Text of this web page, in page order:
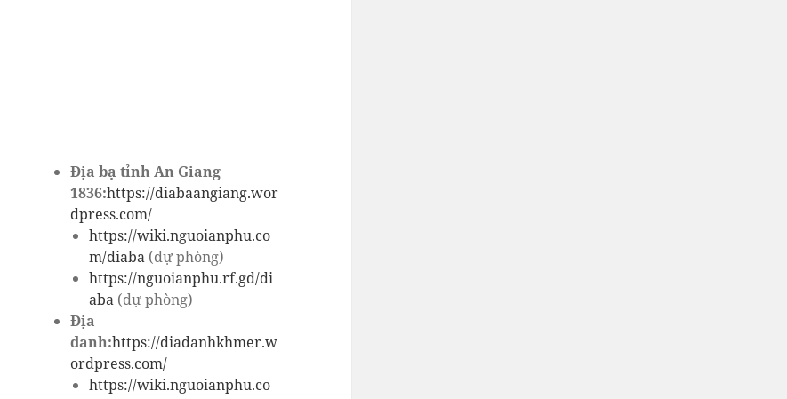
Địa bạ tỉnh An Giang
1836:https://diabaangiang.wor
dpress.com/
https://wiki.nguoianphu.co
m/diaba (dự phòng)
https://nguoianphu.rf.gd/di
aba (dự phòng)
Địa
danh:https://diadanhkhmer.w
ordpress.com/
https://wiki.nguoianphu.co